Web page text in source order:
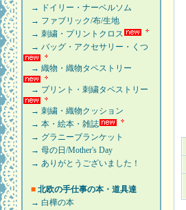
→ ドイリー・ナーベルソム
→ ファブリック/布/生地
→ 刺繍・プリントクロス
→ バッグ・アクセサリー・くつ
→ 織物・織物タペストリー
→ プリント・刺繍タペストリー
→ 刺繍・織物クッション
→ 本・絵本・雑誌
→ グラニーブランケット
→ 母の日/Mother's Day
→ ありがとうございました！
■ 北欧の手仕事の本・道具達
→ 白樺の本